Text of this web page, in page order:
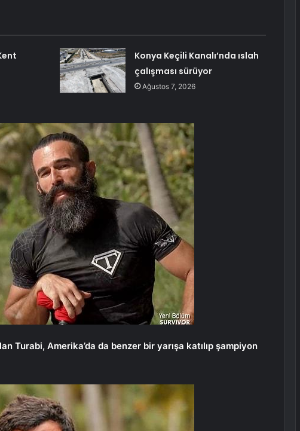
Konya Keçili Kanalı’nda ıslah
çalışması sürüyor
Ağustos 7, 2026
Turabi, Amerika’da da benzer bir yarışa katılıp şampiyon